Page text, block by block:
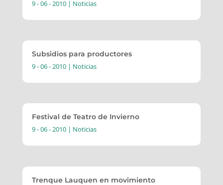
9 - 06 - 2010| Noticias
Subsidios para productores
9 - 06 - 2010| Noticias
Festival de Teatro de Invierno
9 - 06 - 2010| Noticias
Trenque Lauquen en movimiento